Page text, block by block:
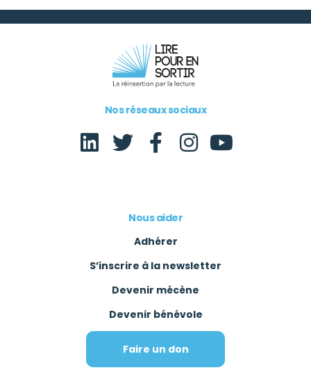
Chargée de communication
Nos réseaux sociaux
Nous aider
Adhérer
S’inscrire à la newsletter
Devenir mécène
Devenir bénévole
Faire un don